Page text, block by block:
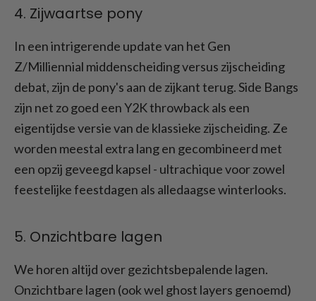
4. Zijwaartse pony
In een intrigerende update van het Gen
Z/Milliennial middenscheiding versus zijscheiding
debat, zijn de pony's aan de zijkant terug. Side Bangs
zijn net zo goed een Y2K throwback als een
eigentijdse versie van de klassieke zijscheiding. Ze
worden meestal extra lang en gecombineerd met
een opzij geveegd kapsel - ultrachique voor zowel
feestelijke feestdagen als alledaagse winterlooks.
5. Onzichtbare lagen
We horen altijd over gezichtsbepalende lagen.
Onzichtbare lagen (ook wel ghost layers genoemd)